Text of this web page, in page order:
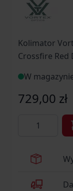
Kolimator
Crossfire
jakości,
rozsądnej
rozwiązanie
celowników
premium, a
W
729,00 zł